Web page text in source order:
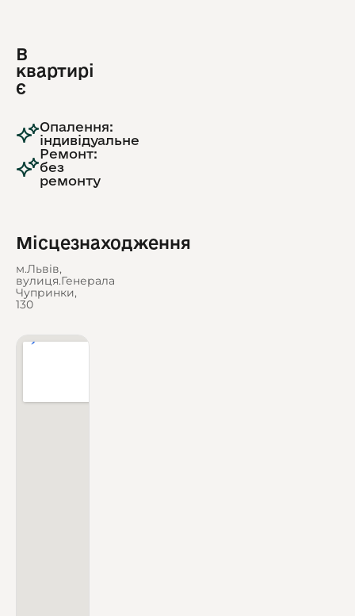
В
квартирі
є
Опалення:
індивідуальне
Ремонт:
без
ремонту
Місцезнаходження
м.Львів,
вулиця.Генерала
Чупринки,
130